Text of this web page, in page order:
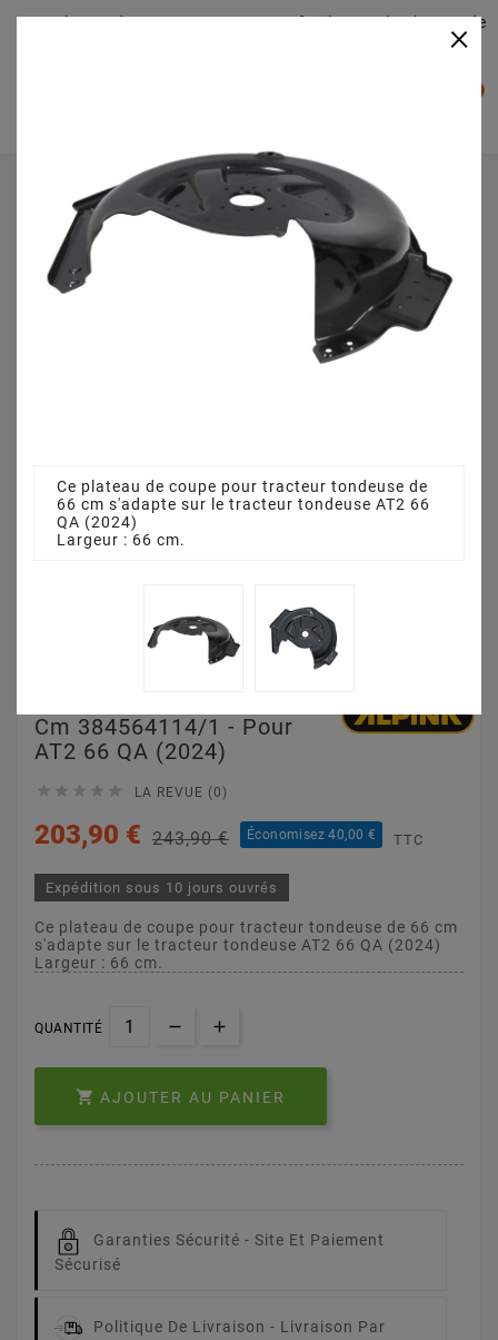
Plateaudecoupe.com : Trouver facilement le plateau de
Accueil
Plateau de coupe
Plateau de coupe 66 cm 384564114/1 - pour AT2 66 QA
(2024)
Cm 384564114/1 - Pour
AT2 66 QA (2024)
     LA REVUE (0)
203,90 € 243,90 € Économisez 40,00 € TTC
Expédition sous 10 jours ouvrés
Ce plateau de coupe pour tracteur tondeuse de 66 cm
s'adapte sur le tracteur tondeuse AT2 66 QA (2024)
Largeur : 66 cm.
QUANTITÉ
 AJOUTER AU PANIER
Garanties Sécurité - Site Et Paiement
Sécurisé
Politique De Livraison - Livraison Par
×
Ce plateau de coupe pour tracteur tondeuse de
66 cm s'adapte sur le tracteur tondeuse AT2 66
QA (2024)
Largeur : 66 cm.